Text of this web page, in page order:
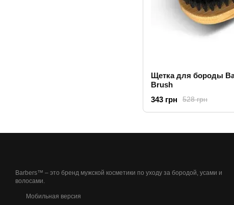
Щетка для бороды
Brush
528 грн
343 грн
Barbers™ – это бренд мужской косметики по уходу за бородой, усами и
волосами.
Мобильная версия